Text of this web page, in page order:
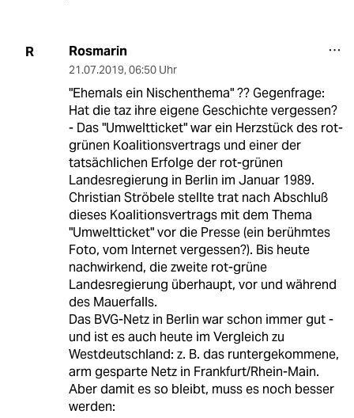
R Rosmarin
21.07.2019, 06:50 Uhr
"Ehemals ein Nischenthema" ?? Gegenfrage:
Hat die taz ihre eigene Geschichte vergessen?
- Das "Umweltticket" war ein Herzstück des rot-
grünen Koalitionsvertrags und einer der
tatsächlichen Erfolge der rot-grünen
Landesregierung in Berlin im Januar 1989.
Christian Ströbele stellte trat nach Abschluß
dieses Koalitionsvertrags mit dem Thema
"Umweltticket" vor die Presse (ein berühmtes
Foto, vom Internet vergessen?). Bis heute
nachwirkend, die zweite rot-grüne
Landesregierung überhaupt, vor und während
des Mauerfalls.
Das BVG-Netz in Berlin war schon immer gut -
und ist es auch heute im Vergleich zu
Westdeutschland: z. B. das runtergekommene,
arm gesparte Netz in Frankfurt/Rhein-Main.
Aber damit es so bleibt, muss es noch besser
werden: